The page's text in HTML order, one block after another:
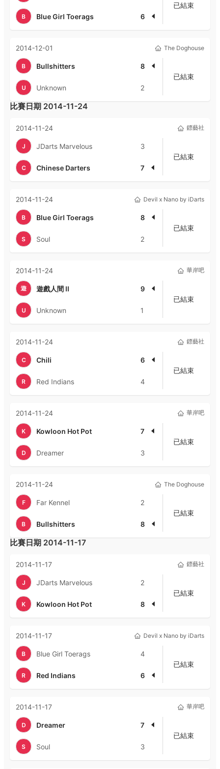
B Blue Girl Toerags 6
已結束
2014-12-01 The Doghouse
B Bullshitters 8
U Unknown 2
已結束
比賽日期 2014-11-24
2014-11-24 鏢藝社
J JDarts Marvelous 3
C Chinese Darters 7
已結束
2014-11-24 Devil x Nano by iDarts
B Blue Girl Toerags 8
S Soul 2
已結束
2014-11-24 華岸吧
遊 遊戲人間 II 9
U Unknown 1
已結束
2014-11-24 鏢藝社
C Chili 6
R Red Indians 4
已結束
2014-11-24 華岸吧
K Kowloon Hot Pot 7
D Dreamer 3
已結束
2014-11-24 The Doghouse
F Far Kennel 2
B Bullshitters 8
已結束
比賽日期 2014-11-17
2014-11-17 鏢藝社
J JDarts Marvelous 2
K Kowloon Hot Pot 8
已結束
2014-11-17 Devil x Nano by iDarts
B Blue Girl Toerags 4
R Red Indians 6
已結束
2014-11-17 華岸吧
D Dreamer 7
S Soul 3
已結束